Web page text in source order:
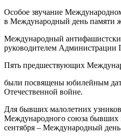
Особое звучание
в Международный день памяти
Международный
руководителем Администрации
Пять предшествующих
были посвящены юбилейным
Отечественной войне.
Для бывших малолетних
Международного союза бывших
сентября – Международный